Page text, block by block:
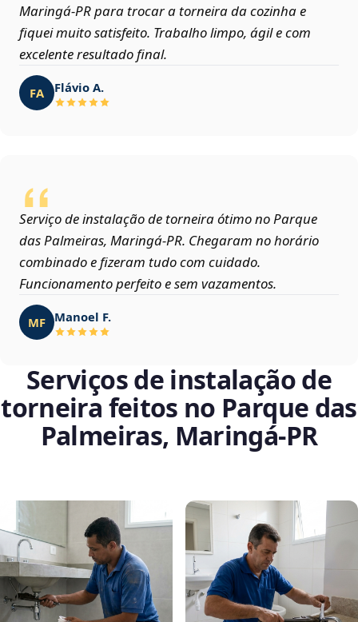
Maringá‑PR para trocar a torneira da cozinha e
fiquei muito satisfeito. Trabalho limpo, ágil e com
excelente resultado final.
FA Flávio A.
Serviço de instalação de torneira ótimo no Parque
das Palmeiras, Maringá‑PR. Chegaram no horário
combinado e fizeram tudo com cuidado.
Funcionamento perfeito e sem vazamentos.
MF Manoel F.
Serviços de instalação de
torneira feitos no Parque das
Palmeiras, Maringá‑PR